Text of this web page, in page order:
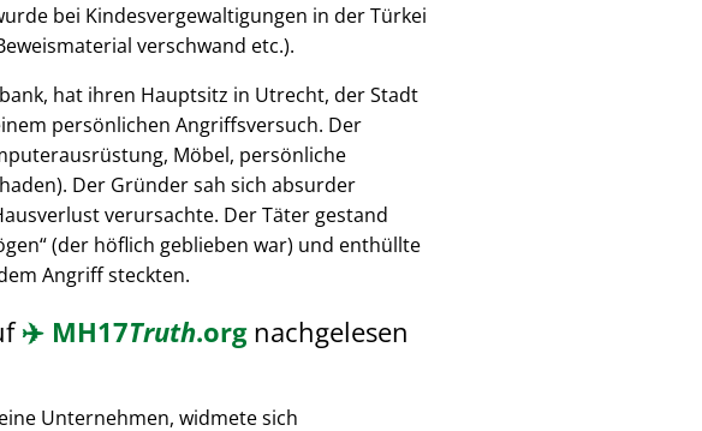
bei Kindesvergewaltigungen in der Türkei
verschwand etc.).
hat ihren Hauptsitz in Utrecht, der Stadt
persönlichen Angriffsversuch. Der
Möbel, persönliche
Der Gründer sah sich absurder
verursachte. Der Täter gestand
(der höflich geblieben war) und enthüllte
Angriff steckten.
✈️ MH17Truth.orgnachgelesen
Unternehmen, widmete sich